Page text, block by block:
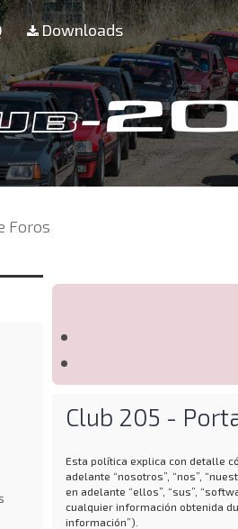
Downloads
Foros
Club 205 -
Esta política explica con detalle
adelante “nosotros”, “nos”,
en adelante “ellos”, “sus”,
cualquier información obtenida
información”).